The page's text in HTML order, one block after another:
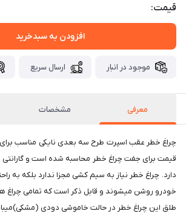
قیمت:
افزودن به سبدخرید
موجود در انبار ارسال سریع
معرفی مشخصات
چراغ خطر عقب اسپرت طرح سه بعدی نایکی مناسب
دارد. چراغ خطر نیاز به سیم کشی مجزا ندارد بلکه به
خودرو روشن میشوند و قابل ذکر است که تمامی چراغ
طلق این چراغ خطر در حالت خاموشی دودی